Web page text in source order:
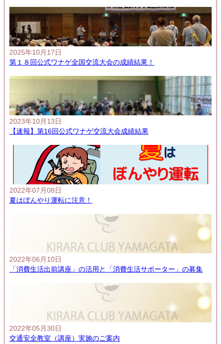
2025年10月17日
第１８回公式ワナゲ全国交流大会の成績結果！
2023年10月13日
【速報】第16回公式ワナゲ交流大会成績結果
2022年07月08日
夏はぼんやり運転に注意！
2022年06月10日
「消費生活出前講座」の活用と「消費生活サポーター」の募集
2022年05月30日
交通安全教室（講座）実施のご案内